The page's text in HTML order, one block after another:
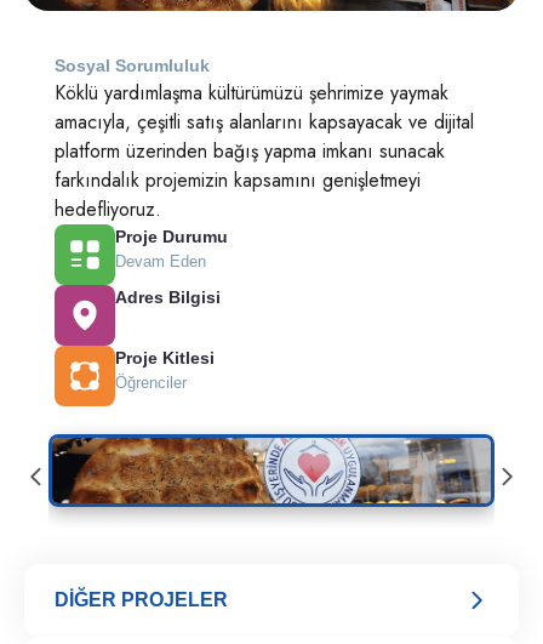
Sosyal Sorumluluk
Köklü yardımlaşma kültürümüzü şehrimize yaymak
amacıyla, çeşitli satış alanlarını kapsayacak ve dijital
platform üzerinden bağış yapma imkanı sunacak
farkındalık projemizin kapsamını genişletmeyi
hedefliyoruz.
Proje Durumu
Devam Eden
Adres Bilgisi
Proje Kitlesi
Öğrenciler
DİĞER PROJELER